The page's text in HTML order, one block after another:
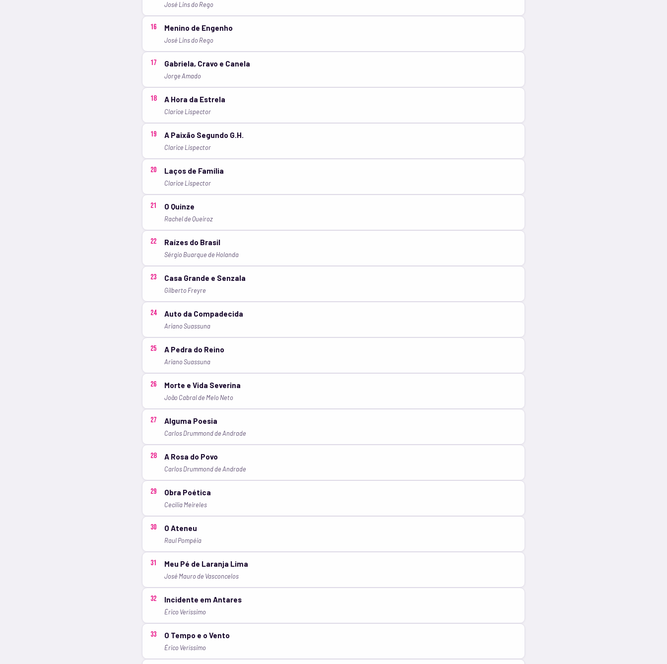
José Lins do Rego
16 Menino de Engenho
José Lins do Rego
17 Gabriela, Cravo e Canela
Jorge Amado
18 A Hora da Estrela
Clarice Lispector
19 A Paixão Segundo G.H.
Clarice Lispector
20 Laços de Família
Clarice Lispector
21 O Quinze
Rachel de Queiroz
22 Raízes do Brasil
Sérgio Buarque de Holanda
23 Casa Grande e Senzala
Gilberto Freyre
24 Auto da Compadecida
Ariano Suassuna
25 A Pedra do Reino
Ariano Suassuna
26 Morte e Vida Severina
João Cabral de Melo Neto
27 Alguma Poesia
Carlos Drummond de Andrade
28 A Rosa do Povo
Carlos Drummond de Andrade
29 Obra Poética
Cecília Meireles
30 O Ateneu
Raul Pompéia
31 Meu Pé de Laranja Lima
José Mauro de Vasconcelos
32 Incidente em Antares
Érico Veríssimo
33 O Tempo e o Vento
Érico Veríssimo